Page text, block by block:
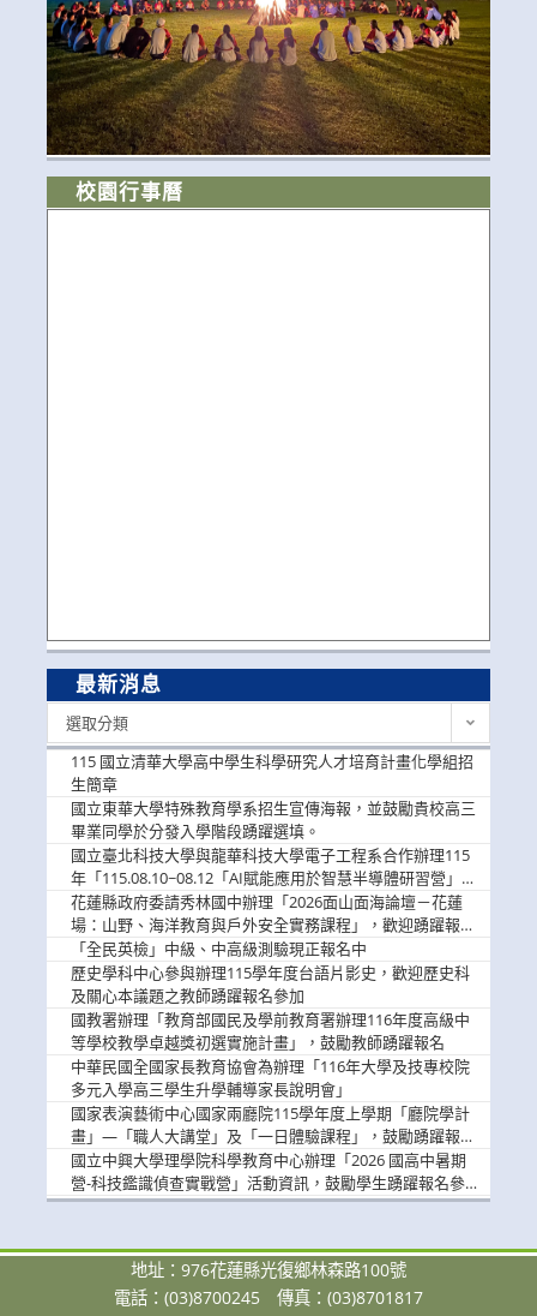
校園行事曆
最新消息
選取分類
115 國立清華大學高中學生科學研究人才培育計畫化學組招
生簡章
國立東華大學特殊教育學系招生宣傳海報，並鼓勵貴校高三
畢業同學於分發入學階段踴躍選填。
國立臺北科技大學與龍華科技大學電子工程系合作辦理115
年「115.08.10~08.12「AI賦能應用於智慧半導體研習營」，
歡迎學生踴躍報名參加
花蓮縣政府委請秀林國中辦理「2026面山面海論壇－花蓮
場：山野、海洋教育與戶外安全實務課程」，歡迎踴躍報名
參加
「全民英檢」中級、中高級測驗現正報名中
歷史學科中心參與辦理115學年度台語片影史，歡迎歷史科
及關心本議題之教師踴躍報名參加
國教署辦理「教育部國民及學前教育署辦理116年度高級中
等學校教學卓越獎初選實施計畫」，鼓勵教師踴躍報名
中華民國全國家長教育協會為辦理「116年大學及技專校院
多元入學高三學生升學輔導家長說明會」
國家表演藝術中心國家兩廳院115學年度上學期「廳院學計
畫」—「職人大講堂」及「一日體驗課程」，鼓勵踴躍報名
參與。
國立中興大學理學院科學教育中心辦理「2026 國高中暑期
營-科技鑑識偵查實戰營」活動資訊，鼓勵學生踴躍報名參
加。
地址：976花蓮縣光復鄉林森路100號
電話：(03)8700245
傳真：(03)8701817